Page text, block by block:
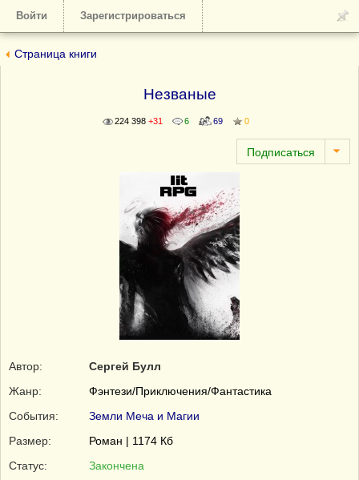
Войти Зарегистрироваться
Страница книги
Незваные
224 398 +31 6 69 0
Автор:
Сергей Булл
Жанр:
Фэнтези/Приключения/Фантастика
События:
Земли Меча и Магии
Размер:
Роман | 1174 Кб
Статус:
Закончена